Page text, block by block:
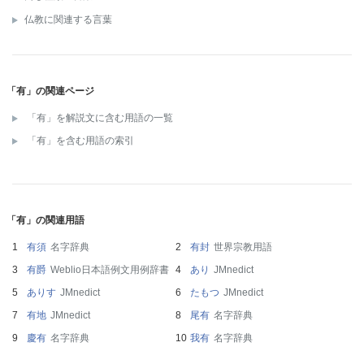
仏教に関連する言葉
「有」の関連ページ
「有」を解説文に含む用語の一覧
「有」を含む用語の索引
「有」の関連用語
有須 名字辞典 有封 世界宗教用語
有爵 Weblio日本語例文用例辞書 あり JMnedict
ありす JMnedict たもつ JMnedict
有地 JMnedict 尾有 名字辞典
慶有 名字辞典 我有 名字辞典